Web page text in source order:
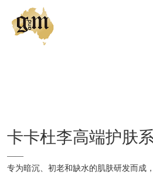
我
卡卡杜李高端护肤
——
专为暗沉、初老和缺水的肌肤研发而成